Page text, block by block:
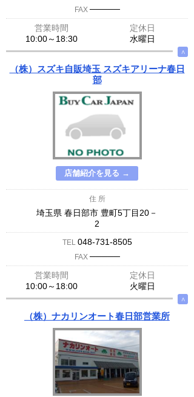
FAX ─────
営業時間
定休日
10:00～18:30
水曜日
∧
（株）スズキ自販埼玉 スズキアリーナ春日
部
店舗紹介を見る →
住 所
埼玉県 春日部市 豊町5丁目20－
2
TEL 048-731-8505
FAX ─────
営業時間
定休日
10:00～18:00
火曜日
∧
（株）ナカリンオート春日部営業所